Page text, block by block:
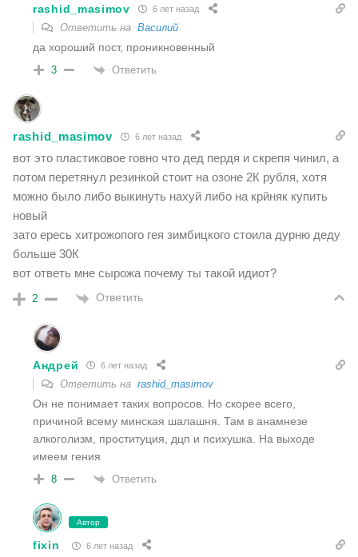
rashid_masimov 6 лет назад
Ответить на Василий
да хороший пост, проникновенный
3 Ответить
rashid_masimov 6 лет назад
вот это пластиковое говно что дед пердя и скрепя чинил, а
потом перетянул резинкой стоит на озоне 2К рубля, хотя
можно было либо выкинуть нахуй либо на крйняк купить
новый
зато ересь хитрожопого гея зимбицкого стоила дурню деду
больше 30К
вот ответь мне сырожа почему ты такой идиот?
2 Ответить
Андрей 6 лет назад
Ответить на rashid_masimov
Он не понимает таких вопросов. Но скорее всего,
причиной всему минская шалашня. Там в анамнезе
алкоголизм, проституция, дцп и психушка. На выходе
имеем гения
8 Ответить
Автор
fixin 6 лет назад